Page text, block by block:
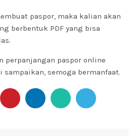
paspor, maka kalian akan
berbentuk PDF yang bisa
perpanjangan paspor online
sampaikan, semoga bermanfaat.